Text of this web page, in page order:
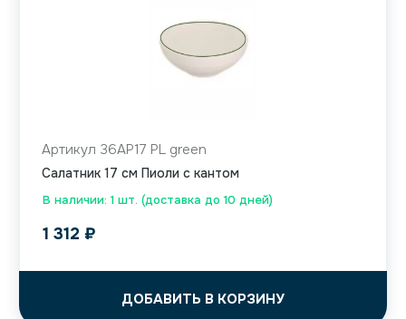
В наличии: 1 шт. (доставка до 10 дней)
Артикул 36AP17 PL green
Салатник 17 см Пиоли с кантом
1 312 ₽
ДОБАВИТЬ В КОРЗИНУ